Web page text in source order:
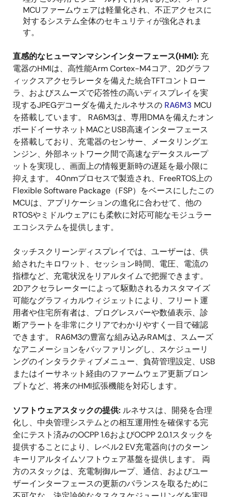
MCUファームウェアは軽量化され、不正アクセスに
対するシステム全体のセキュリティが強化されま
す。
直感的なヒューマンマシンインターフェース(HMI): 充
電器のHMIは、高性能Arm Cortex-M4コア、2Dグラフ
ィックスアクセラレータを備えた統合TFTコントロー
ラ、およびスムーズで応答性の高いディスプレイを実
現するJPEGデコーダを備えたルネサスの RA6M3 MCU
を搭載しています。 RA6M3は、専用DMAを備えたオン
ボードイーサネットMACとUSB高速インターフェース
を搭載しており、充電器のセンサー、メータリングエ
ンジン、外部ネットワーク間で高速なデータスループ
ットを実現し、画面上の情報更新時の遅延を最小限に
抑えます。 40nmプロセスで製造され、FreeRTOS上の
Flexible Software Package（FSP）をベースにしたこの
MCUは、アプリケーションの進化に合わせて、他の
RTOSやミドルウェアにも柔軟に対応可能なモジュラー
エコシステムを提供します。
タッチスクリーンディスプレイでは、ユーザーは、供
給されたキロワット、セッション時間、電圧、電流の
指標など、充電状況をリアルタイムで把握できます。
2Dアクセラレーターによって駆動されるカスタマイズ
可能なグラフィカルウィジェットにより、フリート運
用者や住宅所有者は、プログレスバーや数値表示、診
断アラートを非常にクリアでわかりやすく一目で確認
できます。 RA6M3の豊富な組み込みRAMは、スムーズ
なアニメーションをバッファリングし、スケジューリ
ングのインタラクティブメニュー、負荷管理設定、USB
またはイーサネット経由のファームウェア更新プロン
プトなど、将来のHMI拡張機能を対応します。
ソフトウェアスタックの提供: ルネサスは、開発を合理
化し、中央管理システムとの相互運用性を確保する完
全にテスト済みのOCPP 1.6およびOCPP 2.0.1スタックを
提供することにより、レベル2 EV充電器向けのターン
キーリアルタイムソフトウェア基盤を提供します。 両
方のスタックは、充電制御ループ、通信、およびユー
ザーインターフェースの更新のバランスを取るために